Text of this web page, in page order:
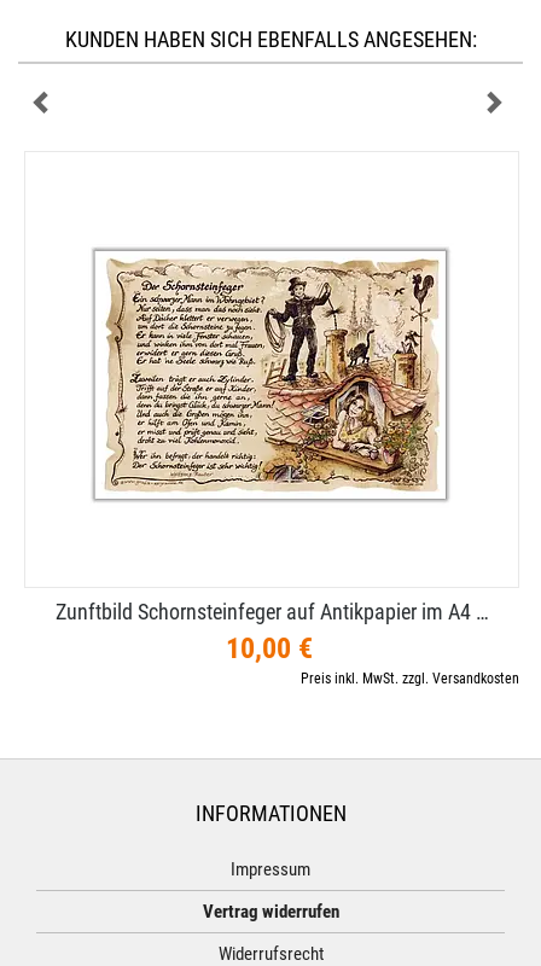
KUNDEN HABEN SICH EBENFALLS ANGESEHEN:
Zunftbild Schornsteinfeger auf Antikpapier im A4 …
10,00 €
Preis inkl. MwSt. zzgl. Versandkosten
INFORMATIONEN
Impressum
Vertrag widerrufen
Widerrufsrecht